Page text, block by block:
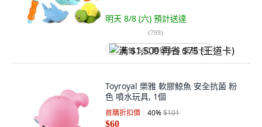
明天 8/8 (六) 預計送達
(799)
满 $1,500 再省 $75 (王道卡)
Toyroyal 樂雅 軟膠鯨魚 安全抗菌 粉
色 噴水玩具, 1個
首購折扣價 40%$101
$60